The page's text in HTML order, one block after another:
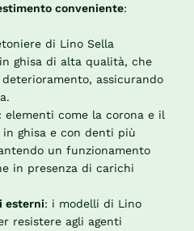
conveniente:
di Lino Sella
ghisa di alta qualità, che
assicurando
: elementi come la corona e il
in ghisa e con denti più
un funzionamento
in presenza di carichi
esterni: i modelli di Lino
resistere agli agenti